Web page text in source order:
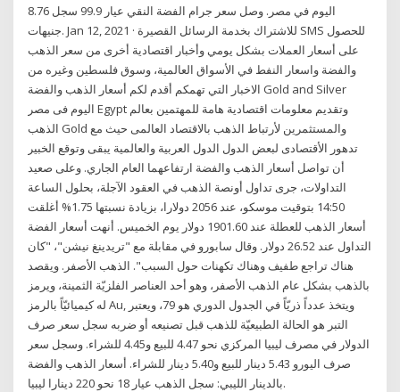
اليوم في مصر. وصل سعر جرام الفضة النقي عيار 99.9 سجل 8.76
جنيهات. Jan 12, 2021 · للاشتراك بخدمة الرسائل القصيرة SMS للحصول
على أسعار العملات بشكل يومي وأخبار اقتصادية أخرى من سعر الذهب
والفضة واسعار النفط في الأسواق العالمية، وسوق فلسطين وغيره من
الاخبار التي تهمكم أقدم لكم أسعار الذهب والفضة Gold and Silver
اليوم فى مصر Egypt وتقديم معلومات اقتصادية هامة للمهتمين بعالم
الذهب Gold والمستثمرين لأرتباط الذهب بالاقتصاد العالمى حيث مع
تدهور الأقتصادى لبعض الدول الدول العربية والعالمية يبقى وتوقع الخبير
أن تواصل أسعار الذهب والفضة ارتفاعهما العام الجاري. وعلى صعيد
التداولات، جرى تداول أونصة الذهب في العقود الآجلة، بحلول الساعة
14:50 بتوقيت موسكو، عند 2056 دولارا، بزيادة نسبتها 1.75% أغلقت
أسعار الذهب للعطلة عند 1901.60 دولار يوم الخميس. أنهت أسعار الفضة
التداول عند 26.52 دولار. وقال سابورو في مقابلة مع "تريدينغ نيشن"، "كان
هناك تراجع طفيف وهناك تكهنات حول السبب". الذهب الأصفر. ويقصد
بالذهب بشكل عام الذهب الأصفر، وهو أحد العناصر الفلزيّة الثمينة، ويرمز
له كيميائيّاً بالرمز Au, ويتخذ عدداً ذريّاً في الجدول الدوري هو 79، ويعتبر
التبر هو الحالة الطبيعيّة للذهب قبل تصنيعه أو ضربه سجل سعر صرف
الدولار في مصرف ليبيا المركزي نحو 4.47 للبيع و4.45 للشراء. وسجل سعر
صرف اليورو 5.43 دينار للبيع و5.40 دينار للشراء. أسعار الذهب والفضة
بالدينار الليبي: سجل الذهب عيار 18 نحو 220 دينارا ليبيا.